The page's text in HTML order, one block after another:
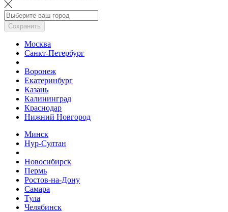
Сохранить
Москва
Санкт-Петербург
Воронеж
Екатеринбург
Казань
Калининград
Краснодар
Нижний Новгород
Минск
Нур-Султан
Новосибирск
Пермь
Ростов-на-Дону
Самара
Тула
Челябинск